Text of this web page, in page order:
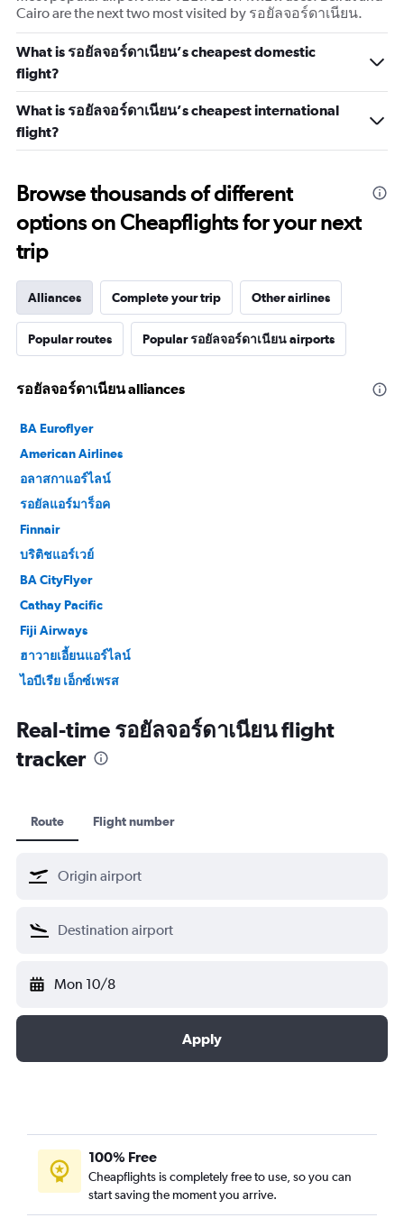
Cairo are the next two most visited by รอยัลจอร์ดาเนียน.
What is รอยัลจอร์ดาเนียน’s cheapest domestic
flight?
What is รอยัลจอร์ดาเนียน’s cheapest international
flight?
Browse thousands of different
options on Cheapflights for your next
trip
Alliances Complete your trip Other airlines
Popular routes Popular รอยัลจอร์ดาเนียน airports
รอยัลจอร์ดาเนียน alliances
BA Euroflyer
American Airlines
อลาสกาแอร์ไลน์
รอยัลแอร์มาร็อค
Finnair
บริติชแอร์เวย์
BA CityFlyer
Cathay Pacific
Fiji Airways
ฮาวายเอี้ยนแอร์ไลน์
ไอบีเรีย เอ็กซ์เพรส
Japan Air Commuter
Japan Airlines
แควนตัสแอร์เวย์
Horizon Air
โอมานแอร์
Real-time รอยัลจอร์ดาเนียน flight
tracker
Route Flight number
Mon 10/8
Apply
100% Free
Cheapflights is completely free to use, so you can
start saving the moment you arrive.